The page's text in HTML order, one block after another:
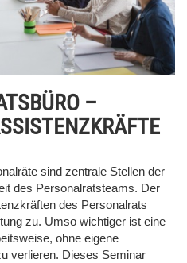
–
sind zentrale Stellen der
des Personalratsteams. Der
des Personalrats
zu. Umso wichtiger ist eine
ohne eigene
verlieren. Dieses Seminar